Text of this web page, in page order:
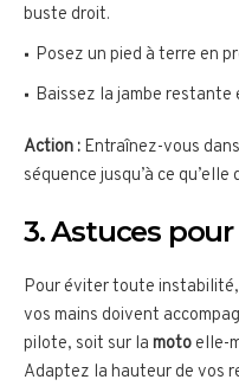
buste droit.
Posez un pied à terre en
Baissez la jambe
Action : Entraînez-vous
séquence jusqu’à ce
3. Astuces
Pour éviter toute instabilité,
vos mains doivent
pilote, soit sur la moto elle-
Adaptez la hauteur de vos